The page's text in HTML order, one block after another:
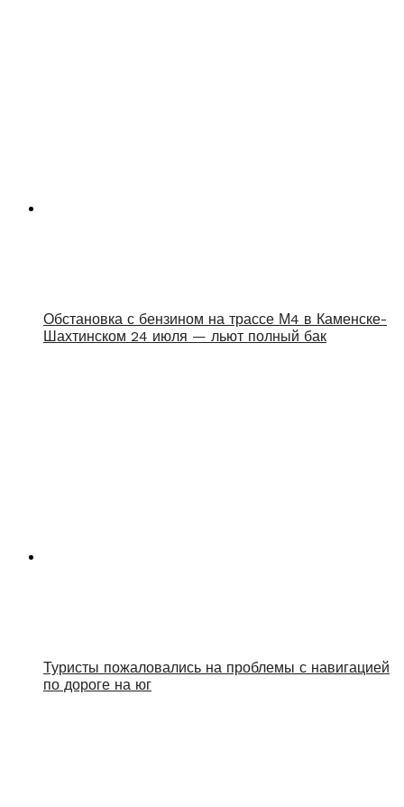
Обстановка с бензином на трассе М4 в Каменске-
Шахтинском 24 июля — льют полный бак
Туристы пожаловались на проблемы с навигацией
по дороге на юг